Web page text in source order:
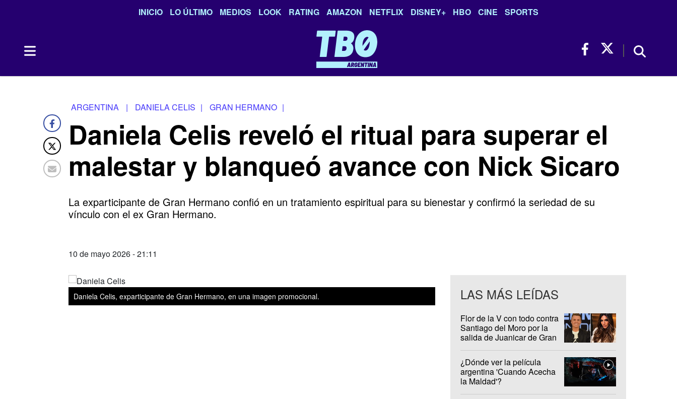
INICIO LO ÚLTIMO MEDIOS LOOK RATING AMAZON NETFLIX DISNEY+ HBO CINE SPORTS
ARGENTINA | DANIELA CELIS | GRAN HERMANO |
Daniela Celis reveló el ritual para superar el
malestar y blanqueó avance con Nick Sicaro
La exparticipante de Gran Hermano confió en un tratamiento espiritual para su bienestar y confirmó la seriedad de su
vínculo con el ex Gran Hermano.
10 de mayo 2026 - 21:11
Daniela Celis, exparticipante de Gran Hermano, en una imagen promocional. LAS MÁS LEÍDAS
Flor de la V con todo contra
Santiago del Moro por la
salida de Juanicar de Gran
¿Dónde ver la película
argentina 'Cuando Acecha
la Maldad'?